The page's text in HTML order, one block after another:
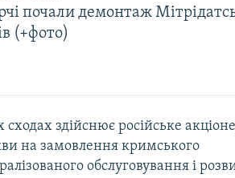
почали демонтаж
(+фото)
здійснює російське
на замовлення кримського
обслуговування і